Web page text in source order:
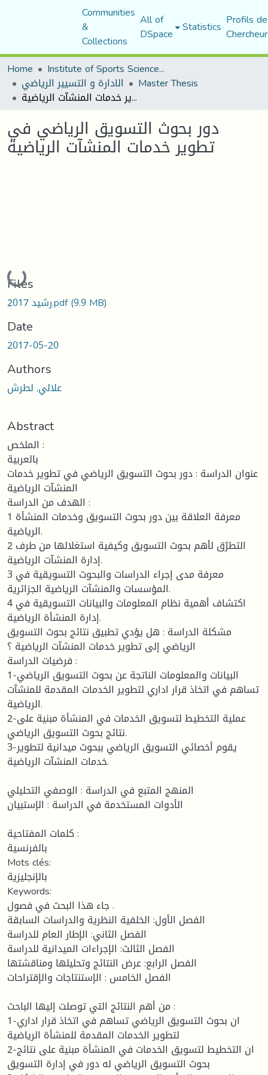
Communities
&
Collections
All of
DSpace Statistics Profils
Home
Institute of Sports Sciences and Techniques
الادارة و التسيير الرياضي Master Thesis
دور بحوث التسويق الرياضي في تطوير خدمات المنشآت الرياضية
دور بحوث التسويق الرياضي في
تطوير خدمات المنشآت الرياضية
Loading...
Files
رشيد 2017.pdf(9.9 MB)
Date
2017-05-20
Authors
علالي, لطرش
Abstract
الملخص :
بالعربية
عنوان الدراسة : دور بحوث التسويق الرياضي في تطوير خدمات
المنشآت الرياضية
الهدف من الدراسة :
1 معرفة العلاقة بين دور بحوث التسويق وخدمات المنشأة
الرياضية.
2 التطرّق لأهم بحوث التسويق وكيفية استغلالها من طرف
إدارة المنشآت الرياضية.
3 معرفة مدى إجراء الدراسات والبحوث التسويقية في
المؤسسات والمنشآت الرياضية الجزائرية.
4 اكتشاف أهمية نظام المعلومات والبيانات التسويقية في
إدارة المنشأة الرياضية.
مشكلة الدراسة : هل يؤدي تطبيق نتائج بحوث التسويق
الرياضي إلى تطوير خدمات المنشآت الرياضية ؟
فرضيات الدراسة :
1-البيانات والمعلومات الناتجة عن بحوث التسويق الرياضي
تساهم في اتخاذ قرار اداري لتطوير الخدمات المقدمة للمنشآت
الرياضية.
2-عملية التخطيط لتسويق الخدمات في المنشأة مبنية على
نتائج بحوث التسويق الرياضي.
3-يقوم أخصائي التسويق الرياضي ببحوث ميدانية لتطوير
خدمات المنشآت الرياضية.
المنهج المتبع في الدراسة : الوصفي التحليلي
الأدوات المستخدمة في الدراسة : الإستبيان
كلمات المفتاحية :
بالفرنسية
Mots clés:
بالإنجليزية
Keywords:
جاء هذا البحث في فصول .
الفصل الأول: الخلفية النظرية والدراسات السابقة
الفصل الثاني: الإطار العام للدراسة
الفصل الثالث: الإجراءات الميدانية للدراسة
الفصل الرابع: عرض النتائج وتحليلها ومناقشتها
الفصل الخامس : الإستنتاجات والإقتراحات
من أهم النتائج التي توصلت إليها الباحث :
1-ان بحوث التسويق الرياضي تساهم في اتخاذ قرار اداري
لتطوير الخدمات المقدمة للمنشأة الرياضية
2-ان التخطيط لتسويق الخدمات في المنشأة مبنية على نتائج
بحوث التسويق الرياضي له دور في إدارة التسويق